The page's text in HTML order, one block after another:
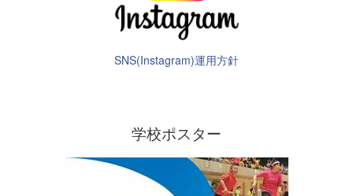
SNS(Instagram)運用方針
学校ポスター